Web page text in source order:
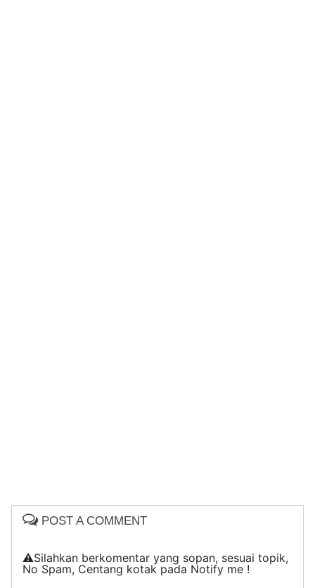
POST A COMMENT
⚠️Silahkan berkomentar yang sopan, sesuai topik,
No Spam, Centang kotak pada Notify me !